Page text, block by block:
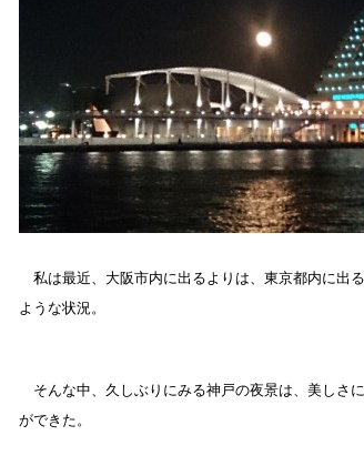
私は最近、大阪市内に出るよりは、東京都内に出
ような状況。
そんな中、久しぶりにみる神戸の夜景は、美しさ
ができた。